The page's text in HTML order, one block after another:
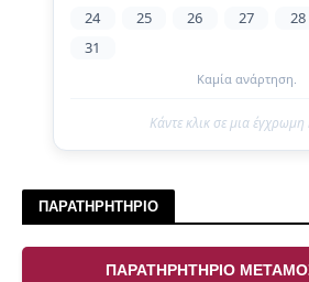
24
25 26 27 28
31
Καμία ανάρτηση.
Κάντε κλικ σε μια
ΠΑΡΑΤΗΡΗΤΗΡΙΟ
ΠΑΡΑΤΗΡΗΤΗΡΙΟ